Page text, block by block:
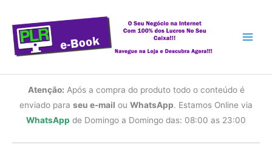
conteúdo
Atenção: Após a compra do produto todo o conteúdo é
enviado para seu e-mail ou WhatsApp. Estamos Online via
WhatsApp de Domingo a Domingo das: 08:00 as 23:00